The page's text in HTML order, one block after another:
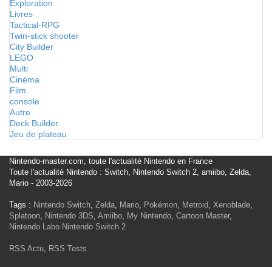
Exploration
Livres
Tactical-RPG
Twin-stick shooter
City Builder
LEGO
Multi
Cinéma
Film
console
Autre
Deck Builder
Jeu de plateau
Nintendo-master.com, toute l'actualité Nintendo en France
Toute l'actualité Nintendo : Switch, Nintendo Switch 2, amiibo, Zelda,
Mario - 2003-2026
Tags : Nintendo Switch, Zelda, Mario, Pokémon, Metroid, Xenoblade,
Splatoon, Nintendo 3DS, Amiibo, My Nintendo, Cartoon Master,
Nintendo Labo Nintendo Switch 2
RSS Actu, RSS Tests